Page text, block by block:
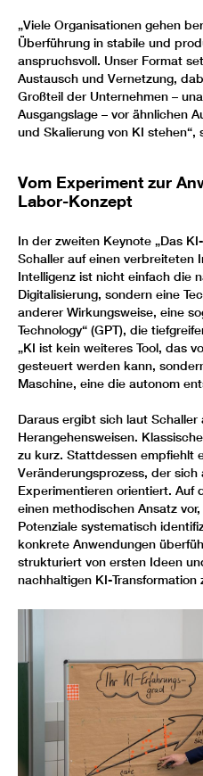
„Viele Organisationen gehen
Überführung in stabile und
anspruchsvoll. Unser Format
Austausch und Vernetzung,
Großteil der Unternehmen –
Ausgangslage – vor ähnlichen
und Skalierung von KI stehen“,
Vom Experiment zur
Labor-Konzept
In der zweiten Keynote „Das
Schaller auf einen verbreiteten
Intelligenz ist nicht einfach die
Digitalisierung, sondern eine
anderer Wirkungsweise, eine
Technology“ (GPT), die
„KI ist kein weiteres Tool, das
gesteuert werden kann,
Maschine, eine die autonom
Daraus ergibt sich laut
Herangehensweisen.
zu kurz. Stattdessen empfiehlt
Veränderungsprozess, der
Experimentieren orientiert. Auf
einen methodischen Ansatz
Potenziale systematisch
konkrete Anwendungen
strukturiert von ersten Ideen
nachhaltigen KI-Transformation